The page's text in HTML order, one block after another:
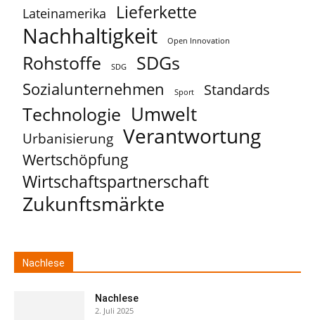
Lateinamerika Lieferkette
Nachhaltigkeit Open Innovation
Rohstoffe SDG SDGs
Sozialunternehmen Sport Standards
Technologie Umwelt
Urbanisierung Verantwortung
Wertschöpfung
Wirtschaftspartnerschaft
Zukunftsmärkte
Nachlese
Nachlese
2. Juli 2025